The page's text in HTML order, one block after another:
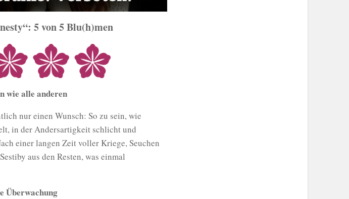
5 von 5 Blu(h)men
wie alle anderen
nur einen Wunsch: So zu sein, wie
in der Andersartigkeit schlicht und
einer langen Zeit voller Kriege, Seuchen
aus den Resten, was einmal
Überwachung